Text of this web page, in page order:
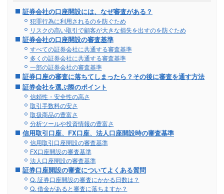
証券会社の口座開設には、なぜ審査がある？
犯罪行為に利用されるのを防ぐため
リスクの高い取引で顧客が大きな損失を出すのを防ぐため
証券会社の口座開設の審査基準
すべての証券会社に共通する審査基準
多くの証券会社に共通する審査基準
一部の証券会社の審査基準
証券口座の審査に落ちてしまったら？その後に審査を通す方法
証券会社を選ぶ際のポイント
信頼性・安全性の高さ
取引手数料の安さ
取扱商品の豊富さ
分析ツールや投資情報の豊富さ
信用取引口座、FX口座、法人口座開設時の審査基準
信用取引口座開設の審査基準
FX口座開設の審査基準
法人口座開設の審査基準
証券口座開設の審査についてよくある質問
Q. 証券口座開設の審査にかかる日数は？
Q. 借金があると審査に落ちますか？